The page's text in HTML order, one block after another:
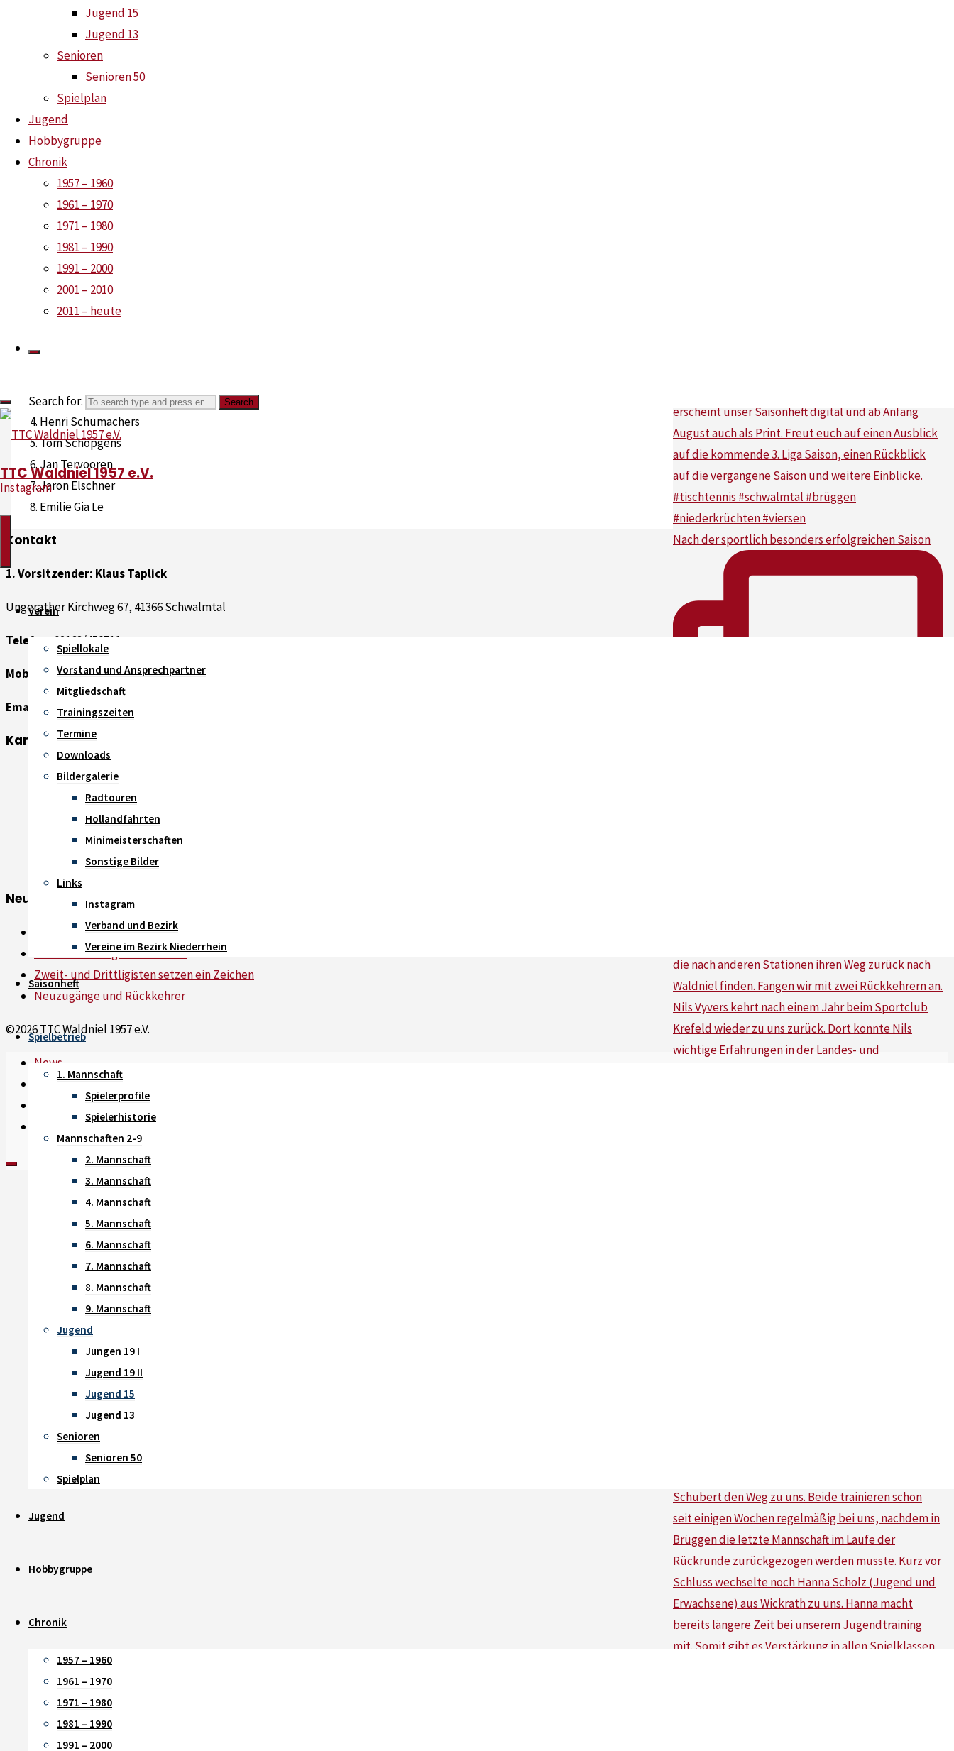
Jugend 15
Jugend 13
Senioren
Senioren 50
Spielplan
Jugend
Hobbygruppe
Chronik
1957 – 1960
1961 – 1970
1971 – 1980
1981 – 1990
1991 – 2000
2001 – 2010
2011 – heute
Search for: Search
TTC Waldniel 1957 e.V.
Instagram
Verein
Spiellokale
Vorstand und Ansprechpartner
Mitgliedschaft
Trainingszeiten
Termine
Downloads
Bildergalerie
Radtouren
Hollandfahrten
Minimeisterschaften
Sonstige Bilder
Links
Instagram
Verband und Bezirk
Vereine im Bezirk Niederrhein
Saisonheft
Spielbetrieb
1. Mannschaft
Spielerprofile
Spielerhistorie
Mannschaften 2-9
2. Mannschaft
3. Mannschaft
4. Mannschaft
5. Mannschaft
6. Mannschaft
7. Mannschaft
8. Mannschaft
9. Mannschaft
Jugend
Jungen 19 I
Jugend 19 II
Jugend 15
Jugend 13
Senioren
Senioren 50
Spielplan
Jugend
Hobbygruppe
Chronik
1957 – 1960
1961 – 1970
1971 – 1980
1981 – 1990
1991 – 2000
Saison 2024/2025 (
Aufstellung:
Jonas Lüdecke
Ajanth Thiruvekaran
Louis Acker
Saison 2022/2023 (
Philipp Hoang Le
Henri Schumachers
Tom Schöpgens
Jan Tervooren
Jaron Elschner
Emilie Gia Le
Nach der sportlich besonders erfolgreichen Saison
Kontakt
1. Vorsitzender: Klaus Taplick
Ungerather Kirchweg 67, 41366 Schwalmtal
Telefon: 02163/450711
Mobil: 0172/7403223
Email: klaus-taplick@t-online.de
Karte
Neue Beiträge
Saisonheft 2026 ist online
Saisoneröffnungsradtour 2026
Zweit- und Drittligisten setzen ein Zeichen
Neuzugänge und Rückkehrer
©2026 TTC Waldniel 1957 e.V.
News
Impressum-
Datenschutz-
Instagram-